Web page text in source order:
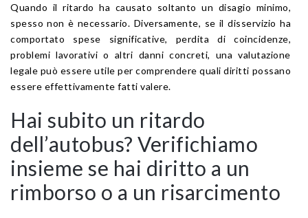
Quando il ritardo ha causato soltanto un disagio minimo,
spesso non è necessario. Diversamente, se il disservizio ha
comportato spese significative, perdita di coincidenze,
problemi lavorativi o altri danni concreti, una valutazione
legale può essere utile per comprendere quali diritti possano
essere effettivamente fatti valere.
Hai subito un ritardo
dell’autobus? Verifichiamo
insieme se hai diritto a un
rimborso o a un risarcimento